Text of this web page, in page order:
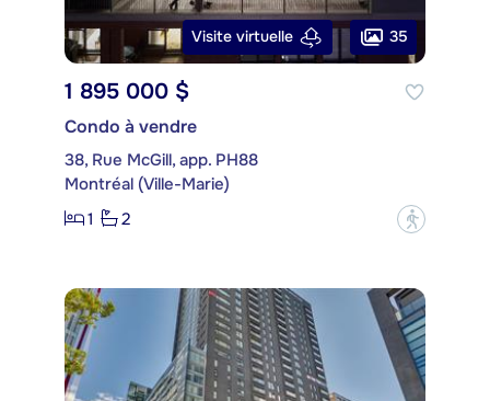
Visite virtuelle 35
1 895 000 $
Condo à vendre
38, Rue McGill, app. PH88
Montréal (Ville-Marie)
1
2 ?